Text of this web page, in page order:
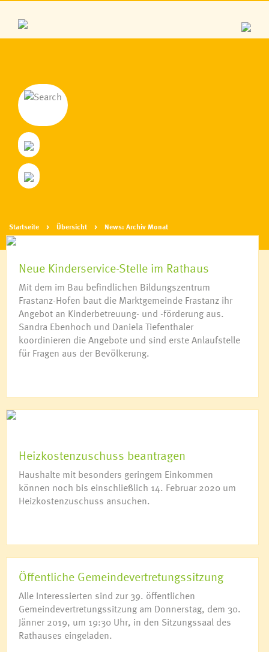
Startseite Übersicht News: Archiv Monat
Neue Kinderservice-Stelle im Rathaus
Mit dem im Bau befindlichen Bildungszentrum
Frastanz-Hofen baut die Marktgemeinde Frastanz ihr
Angebot an Kinderbetreuung- und -förderung aus.
Sandra Ebenhoch und Daniela Tiefenthaler
koordinieren die Angebote und sind erste Anlaufstelle
für Fragen aus der Bevölkerung.
Heizkostenzuschuss beantragen
Haushalte mit besonders geringem Einkommen
können noch bis einschließlich 14. Februar 2020 um
Heizkostenzuschuss ansuchen.
Öffentliche Gemeindevertretungssitzung
Alle Interessierten sind zur 39. öffentlichen
Gemeindevertretungssitzung am Donnerstag, dem 30.
Jänner 2019, um 19:30 Uhr, in den Sitzungssaal des
Rathauses eingeladen.